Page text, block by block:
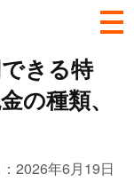
きる特
の種類、
2026年6月19日